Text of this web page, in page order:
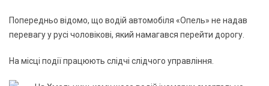
Попередньо відомо, що водій автомобіля «Опель» не надав
перевагу у русі чоловікові, який намагався перейти дорогу.
На місці події працюють слідчі слідчого управління.